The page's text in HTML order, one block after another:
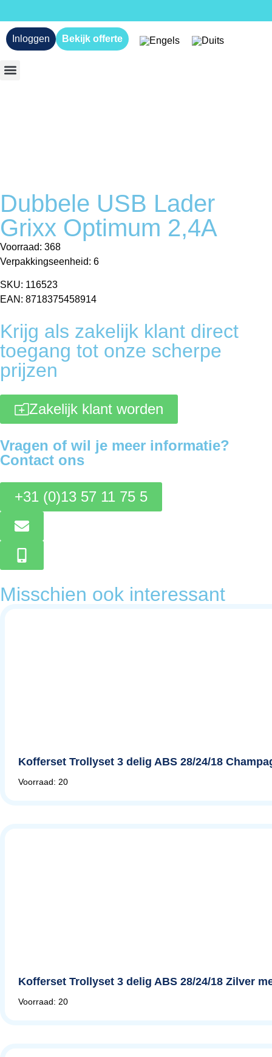
Inloggen Bekijk offerte
Dubbele USB Lader
Grixx Optimum 2,4A
Voorraad: 368
Verpakkingseenheid: 6
SKU: 116523
EAN: 8718375458914
Krijg als zakelijk klant direct
toegang tot onze scherpe
prijzen
Zakelijk klant worden
Vragen of wil je meer informatie?
Contact ons
+31 (0)13 57 11 75 5
Misschien ook interessant
Kofferset Trollyset 3 delig ABS 28/24/18
Voorraad: 20
Kofferset Trollyset 3 delig ABS 28/24/18 Zilver
Voorraad: 20